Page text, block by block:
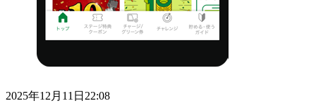
2025年12月11日22:08